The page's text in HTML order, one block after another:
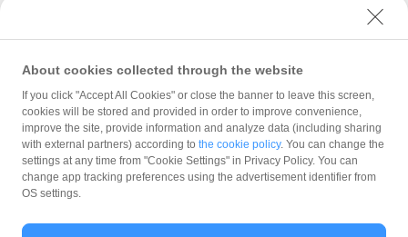
ウェブサイト利用規約
反社会的勢力に対する方針
勧誘方針
マネロン等基本方針
カスタマーハラスメントに関する当社の考え方
About cookies collected through the website
If you click "Accept All Cookies" or close the banner to leave this screen,
cookies will be stored and provided in order to improve convenience,
improve the site, provide information and analyze data (including sharing
with external partners) according to the cookie policy. You can change the
settings at any time from "Cookie Settings" in Privacy Policy. You can
change app tracking preferences using the advertisement identifier from
OS settings.